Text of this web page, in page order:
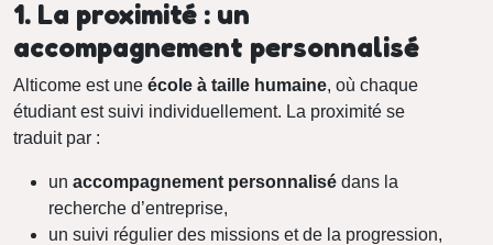
1. La proximité : un
accompagnement personnalisé
Alticome est une école à taille humaine, où chaque
étudiant est suivi individuellement. La proximité se
traduit par :
un accompagnement personnalisé dans la
recherche d’entreprise,
un suivi régulier des missions et de la progression,